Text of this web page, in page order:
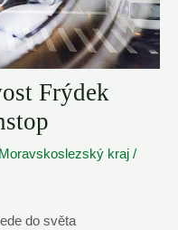
Frýdek
kraj /
do světa